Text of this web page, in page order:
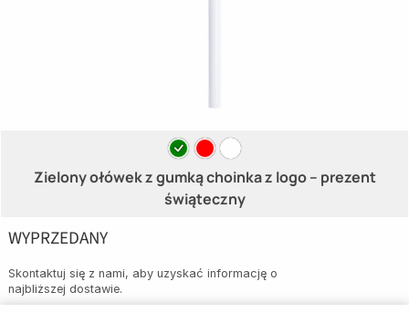
Zielony ołówek z gumką choinka z logo – prezent
świąteczny
WYPRZEDANY
Skontaktuj się z nami, aby uzyskać informację o
najbliższej dostawie.